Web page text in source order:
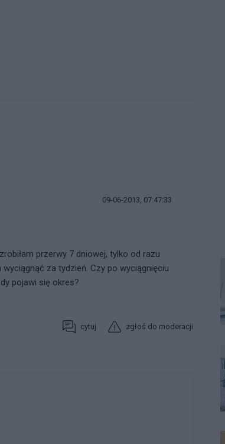
09-06-2013, 07:47:33
przerwy 7 dniowej, tylko od razu
wyciągnąć za tydzień. Czy po wyciągnięciu
pojawi się okres?
cytuj zgłoś do moderacji